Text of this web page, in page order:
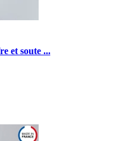
et soute ...